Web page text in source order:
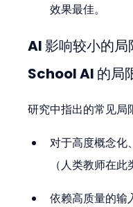
效果最佳。
AI 影响较小的
School AI 的局
研究中指出的常见局
对于高度概念化
（人类教师在
依赖高质量的